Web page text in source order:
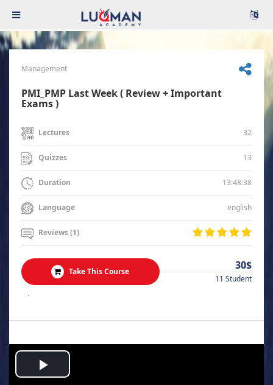
Management
PMI_PMP Last Week ( Review + Important
Exams )
Lectures 32
Quizzes 13
Duration 13:48:38
Language english
Reviews (1)
Take This Course 30$
11 Student
.
Play